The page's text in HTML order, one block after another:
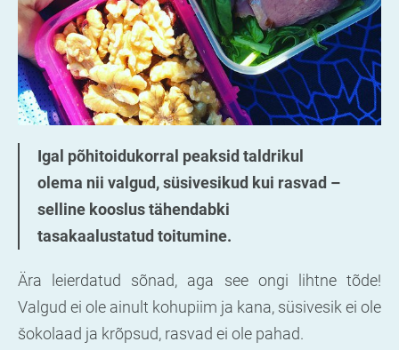
Igal põhitoidukorral peaksid taldrikul
olema nii valgud, süsivesikud kui rasvad –
selline kooslus tähendabki
tasakaalustatud toitumine.
Ära leierdatud sõnad, aga see ongi lihtne tõde!
Valgud ei ole ainult kohupiim ja kana, süsivesik ei ole
šokolaad ja krõpsud, rasvad ei ole pahad.